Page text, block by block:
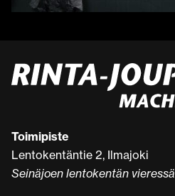
Toimipiste
Lentokentäntie 2, Ilmajoki
Seinäjoen lentokentän vieressä